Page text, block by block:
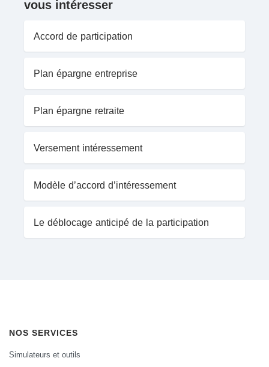
vous intéresser
Accord de participation
Plan épargne entreprise
Plan épargne retraite
Versement intéressement
Modèle d’accord d’intéressement
Le déblocage anticipé de la participation
NOS SERVICES
Simulateurs et outils